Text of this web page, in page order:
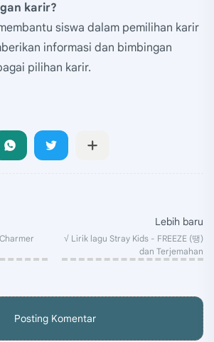
karir?
siswa dalam pemilihan karir
informasi dan bimbingan
pilihan karir.
Posting Komentar